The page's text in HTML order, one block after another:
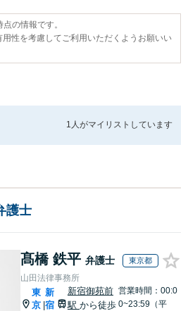
の情報です。
性を考慮してご利用いただくようお願いい
1人がマイリストしています
護士
髙橋 鉄平 弁護士 東京都
山田法律事務所
東
京
新
宿
新宿御苑前
駅 から徒歩
営業時間：00:0
0~23:59（平